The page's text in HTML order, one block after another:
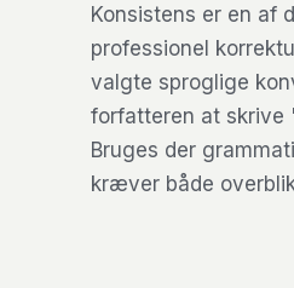
Konsistens er en af
professionel
valgte sproglige
forfatteren at skrive
Bruges der
kræver både